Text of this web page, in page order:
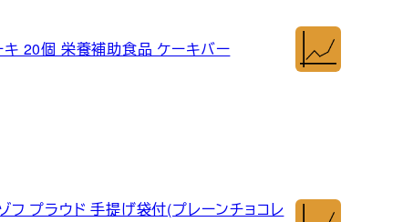
20個 栄養補助食品 ケーキバー
フ プラウド 手提げ袋付(プレーンチョコレ